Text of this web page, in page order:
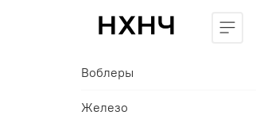
Воблеры
Железо